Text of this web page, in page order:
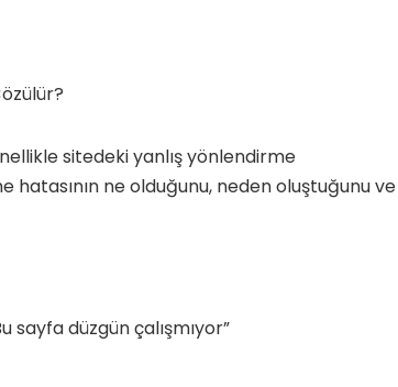
sitedeki yanlış yönlendirme
ne olduğunu, neden oluştuğunu ve
sayfa düzgün çalışmıyor”